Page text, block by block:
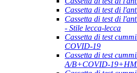
Cassetta di test di
Cassetta di test di
- Stile lecca-lecca
Cassetta di test
COVID-19
Cassetta di test
A/B+COVID-